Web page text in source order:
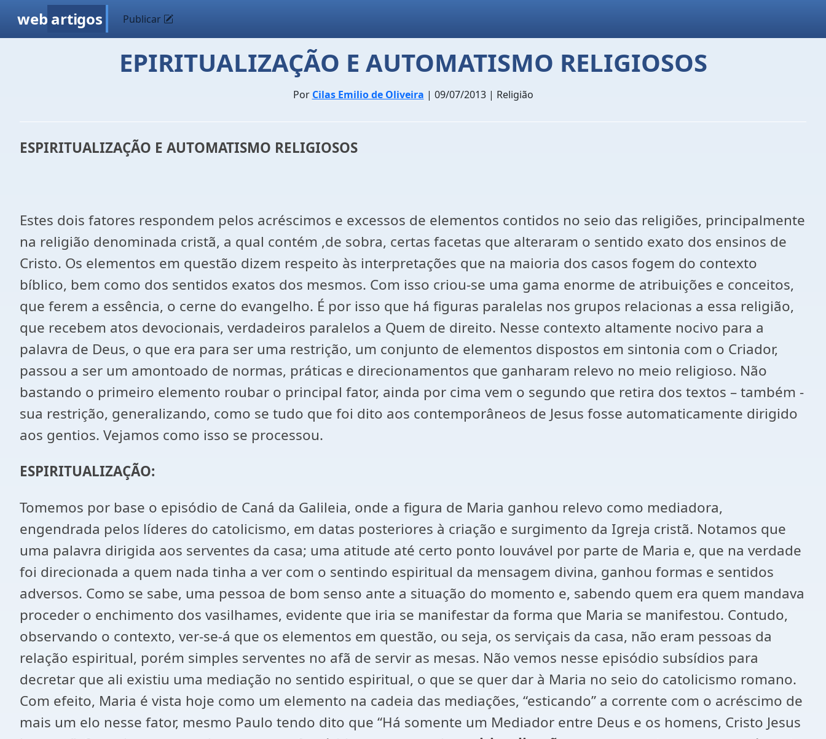
web artigos Publicar
EPIRITUALIZAÇÃO E AUTOMATISMO RELIGIOSOS
Por Cilas Emilio de Oliveira | 09/07/2013 | Religião
ESPIRITUALIZAÇÃO E AUTOMATISMO RELIGIOSOS
Estes dois fatores respondem pelos acréscimos e excessos de elementos contidos no seio das religiões, principalmente
na religião denominada cristã, a qual contém ,de sobra, certas facetas que alteraram o sentido exato dos ensinos de
Cristo. Os elementos em questão dizem respeito às interpretações que na maioria dos casos fogem do contexto
bíblico, bem como dos sentidos exatos dos mesmos. Com isso criou-se uma gama enorme de atribuições e conceitos,
que ferem a essência, o cerne do evangelho. É por isso que há figuras paralelas nos grupos relacionas a essa religião,
que recebem atos devocionais, verdadeiros paralelos a Quem de direito. Nesse contexto altamente nocivo para a
palavra de Deus, o que era para ser uma restrição, um conjunto de elementos dispostos em sintonia com o Criador,
passou a ser um amontoado de normas, práticas e direcionamentos que ganharam relevo no meio religioso. Não
bastando o primeiro elemento roubar o principal fator, ainda por cima vem o segundo que retira dos textos – também -
sua restrição, generalizando, como se tudo que foi dito aos contemporâneos de Jesus fosse automaticamente dirigido
aos gentios. Vejamos como isso se processou.
ESPIRITUALIZAÇÃO:
Tomemos por base o episódio de Caná da Galileia, onde a figura de Maria ganhou relevo como mediadora,
engendrada pelos líderes do catolicismo, em datas posteriores à criação e surgimento da Igreja cristã. Notamos que
uma palavra dirigida aos serventes da casa; uma atitude até certo ponto louvável por parte de Maria e, que na verdade
foi direcionada a quem nada tinha a ver com o sentindo espiritual da mensagem divina, ganhou formas e sentidos
adversos. Como se sabe, uma pessoa de bom senso ante a situação do momento e, sabendo quem era quem mandava
proceder o enchimento dos vasilhames, evidente que iria se manifestar da forma que Maria se manifestou. Contudo,
observando o contexto, ver-se-á que os elementos em questão, ou seja, os serviçais da casa, não eram pessoas da
relação espiritual, porém simples serventes no afã de servir as mesas. Não vemos nesse episódio subsídios para
decretar que ali existiu uma mediação no sentido espiritual, o que se quer dar à Maria no seio do catolicismo romano.
Com efeito, Maria é vista hoje como um elemento na cadeia das mediações, “esticando” a corrente com o acréscimo de
mais um elo nesse fator, mesmo Paulo tendo dito que “Há somente um Mediador entre Deus e os homens, Cristo Jesus